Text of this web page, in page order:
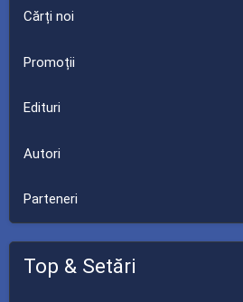
Cărți noi
Promoții
Edituri
Autori
Parteneri
Top & Setări